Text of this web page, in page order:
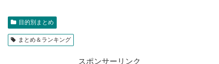
目的別まとめ
まとめ＆ランキング
スポンサーリンク